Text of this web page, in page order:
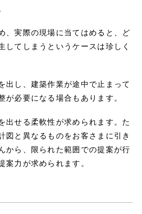
、実際の現場に当てはめると、ど
してしまうというケースは珍しく
出し、建築作業が途中で止まって
が必要になる場合もあります。
出せる柔軟性が求められます。た
図と異なるものをお客さまに引き
から、限られた範囲での提案が行
案力が求められます。